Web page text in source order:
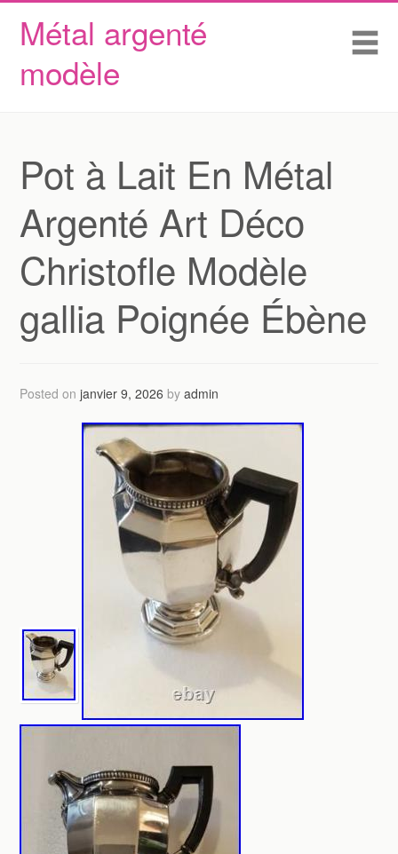
Métal argenté
modèle
Skip to content
Accueil
Conditions d’utilisation
Pot à Lait En Métal
Argenté Art Déco
Christofle Modèle
gallia Poignée Ébène
Posted onjanvier 9, 2026 byadmin